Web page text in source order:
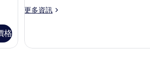
格
房
所
更多資訊
更
四